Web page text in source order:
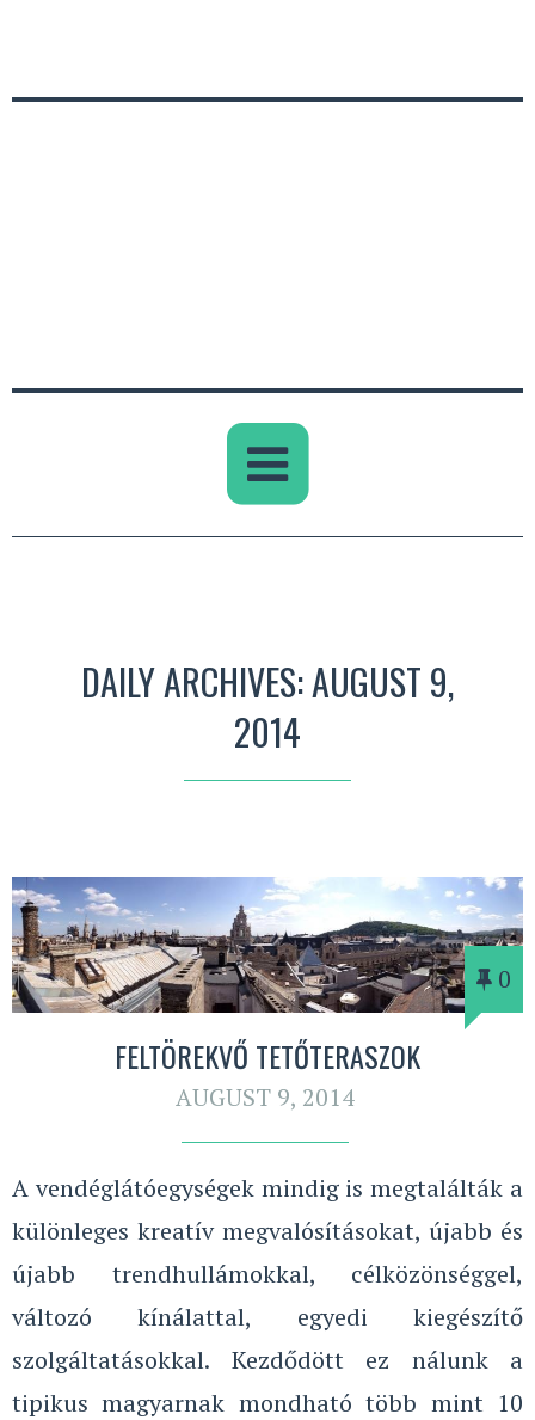
DAILY ARCHIVES: AUGUST 9,
2014
0
FELTÖREKVŐ TETŐTERASZOK
AUGUST 9, 2014
A vendéglátóegységek mindig is megtalálták a
különleges kreatív megvalósításokat, újabb és
újabb trendhullámokkal, célközönséggel,
változó kínálattal, egyedi kiegészítő
szolgáltatásokkal. Kezdődött ez nálunk a
tipikus magyarnak mondható több mint 10